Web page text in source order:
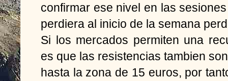
confirmar ese nivel en las
perdiera al inicio de la semana
Si los mercados permiten una
es que las resistencias tambien
hasta la zona de 15 euros, por